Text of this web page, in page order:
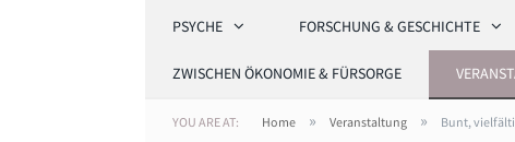
PSYCHE FORSCHUNG & GESCHICHTE
ZWISCHEN ÖKONOMIE & FÜRSORGE
YOU ARE AT: Home » Veranstaltung » Bunt,